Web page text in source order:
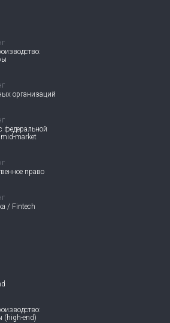
организаций
федеральной
market
право
/ Fintech
(high-end)